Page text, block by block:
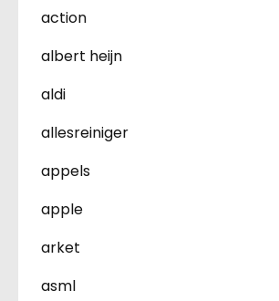
action
albert heijn
aldi
allesreiniger
appels
apple
arket
asml